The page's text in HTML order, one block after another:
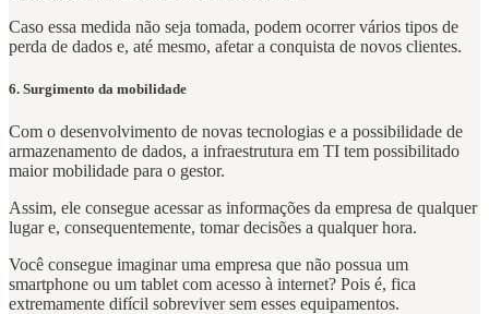
Caso essa medida não seja tomada, podem ocorrer vários tipos de
perda de dados e, até mesmo, afetar a conquista de novos clientes.
6. Surgimento da mobilidade
Com o desenvolvimento de novas tecnologias e a possibilidade de
armazenamento de dados, a infraestrutura em TI tem possibilitado
maior mobilidade para o gestor.
Assim, ele consegue acessar as informações da empresa de qualquer
lugar e, consequentemente, tomar decisões a qualquer hora.
Você consegue imaginar uma empresa que não possua um
smartphone ou um tablet com acesso à internet? Pois é, fica
extremamente difícil sobreviver sem esses equipamentos.